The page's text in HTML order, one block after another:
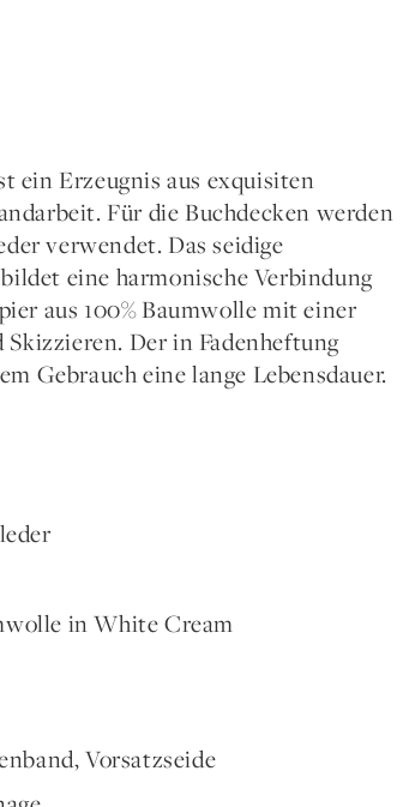
ein Erzeugnis aus exquisiten
Für die Buchdecken werden
verwendet. Das seidige
eine harmonische Verbindung
aus 100% Baumwolle mit einer
Der in Fadenheftung
Gebrauch eine lange Lebensdauer.
in White Cream
Vorsatzseide